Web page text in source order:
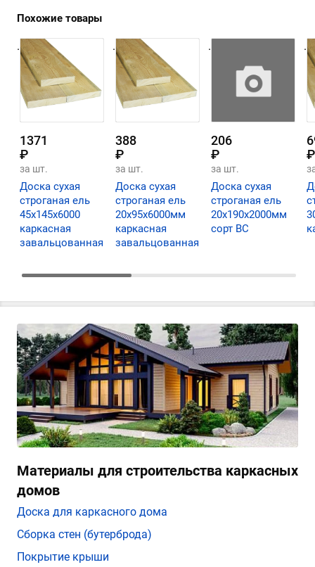
Похожие товары
.
1371
₽
за шт.
Доска сухая
строганая ель
45х145х6000
каркасная
завальцованная
.
388
₽
за шт.
Доска сухая
строганая ель
20х95х6000мм
каркасная
завальцованная
.
206
₽
за шт.
Доска сухая
строганая ель
20х190х2000мм
сорт ВС
.
₽
Материалы для строительства каркасных
домов
Доска для каркасного дома
Сборка стен (бутерброда)
Покрытие крыши